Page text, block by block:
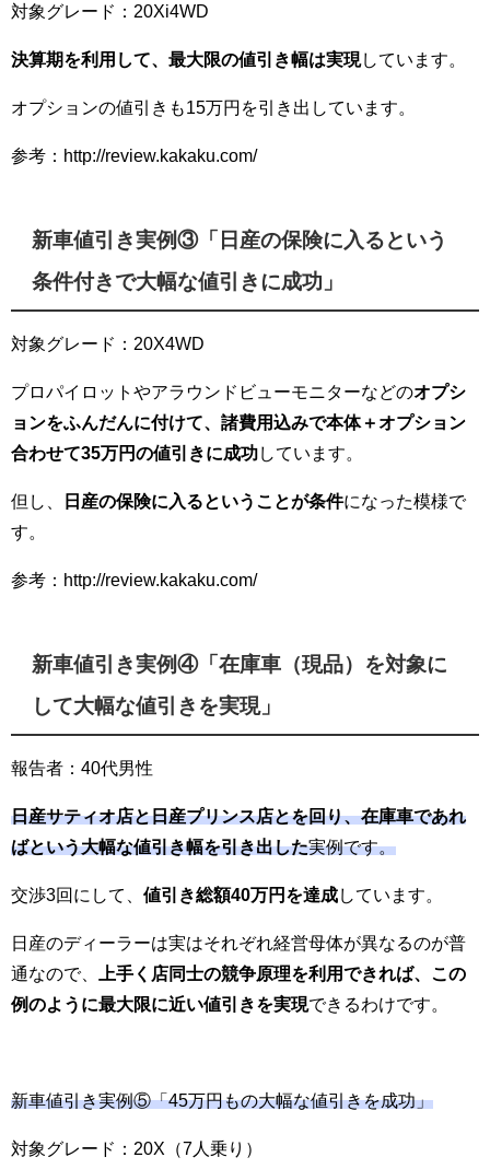
対象グレード：20Xi4WD
決算期を利用して、最大限の値引き幅は実現しています。
オプションの値引きも15万円を引き出しています。
参考：http://review.kakaku.com/
新車値引き実例③「日産の保険に入るという
条件付きで大幅な値引きに成功」
対象グレード：20X4WD
プロパイロットやアラウンドビューモニターなどのオプシ
ョンをふんだんに付けて、諸費用込みで本体＋オプション
合わせて35万円の値引きに成功しています。
但し、 日産の保険に入るということが条件になった模様で
す。
参考：http://review.kakaku.com/
新車値引き実例④「在庫車（現品）を対象に
して大幅な値引きを実現」
報告者：40代男性
日産サティオ店と日産プリンス店とを回り、在庫車であれ
ばという大幅な値引き幅を引き出した実例です。
交渉3回にして、 値引き総額40万円を達成しています。
日産のディーラーは実はそれぞれ経営母体が異なるのが普
通なので、
上手く店同士の競争原理を利用できれば、この
例のように最大限に近い値引きを実現できるわけです。
新車値引き実例⑤「45万円もの大幅な値引きを成功」
対象グレード：20X（7人乗り）